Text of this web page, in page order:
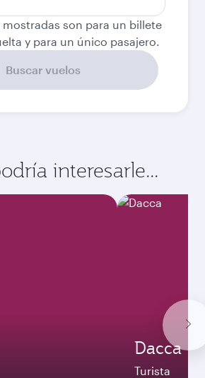
mostradas son para un billete
y para un único pasajero.
Buscar vuelos
interesarle...
Dacca
Turista